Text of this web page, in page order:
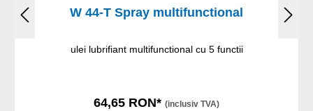
W 44-T Spray multifunctional
ulei lubrifiant multifunctional cu 5 functii
64,65 RON* (inclusiv TVA)